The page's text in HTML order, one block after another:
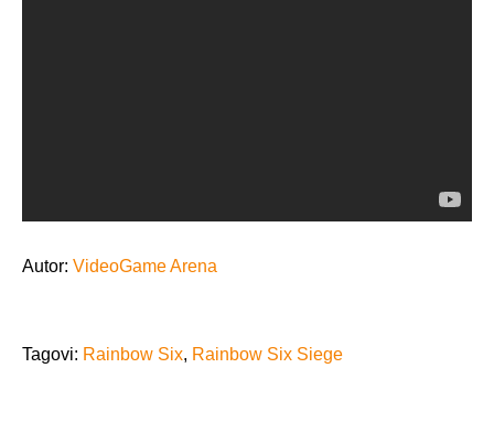
Autor: VideoGame Arena
Tagovi: Rainbow Six, Rainbow Six Siege